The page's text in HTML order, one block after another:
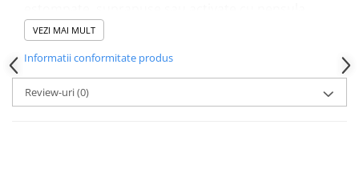
umedă pentru tranziții fine și efecte picturale
Setul de 48 de nuanțe oferă o paletă variată,
potrivită pentru peisaje, portrete, ilustrații sau
lucrări abstracte. Pot fi folosite uscat pentru linii
VEZI MAI MULT
Informatii conformitate produs
Review-uri(0)